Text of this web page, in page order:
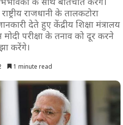
के साथ बातचीत करेंगे।
राजधानी के तालकटोरा
देते हुए केंद्रीय शिक्षा मंत्रालय
परीक्षा के तनाव को दूर करने
करेंगे।
1 minute read